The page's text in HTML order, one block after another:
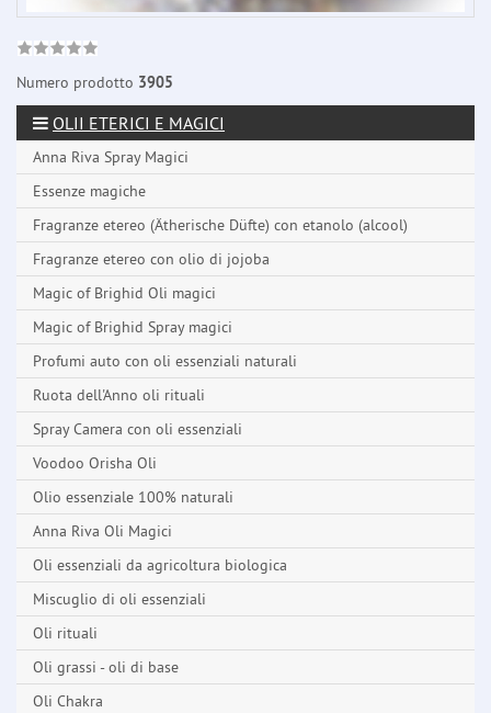
Numero prodotto 3905
OLII ETERICI E MAGICI
Anna Riva Spray Magici
Essenze magiche
Fragranze etereo (Ätherische Düfte) con etanolo (alcool)
Fragranze etereo con olio di jojoba
Magic of Brighid Oli magici
Magic of Brighid Spray magici
Profumi auto con oli essenziali naturali
Ruota dell'Anno oli rituali
Spray Camera con oli essenziali
Voodoo Orisha Oli
Olio essenziale 100% naturali
Anna Riva Oli Magici
Oli essenziali da agricoltura biologica
Miscuglio di oli essenziali
Oli rituali
Oli grassi - oli di base
Oli Chakra